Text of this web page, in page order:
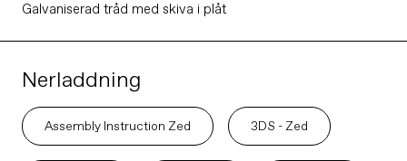
Galvaniserad tråd med skiva i plåt
Nerladdning
Assembly Instruction Zed 3DS - Zed